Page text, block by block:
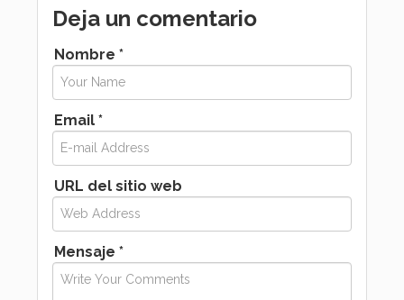
Deja un comentario
Nombre *
Email *
URL del sitio web
Mensaje *